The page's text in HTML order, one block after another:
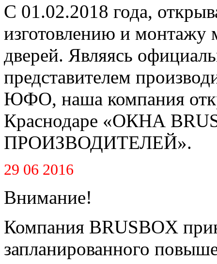
С 01.02.2018 года,
изготовлению и монтажу
дверей. Являясь
представителем
ЮФО, наша компания
Краснодаре «ОКНА
ПРОИЗВОДИТЕЛЕЙ».
29 06 2016
Внимание!
Компания BRUSBOX
запланированного